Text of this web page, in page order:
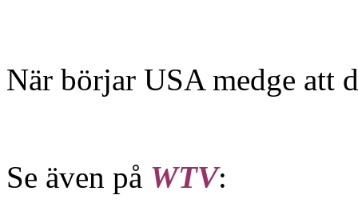
När börjar USA medge att
Se även på WTV: